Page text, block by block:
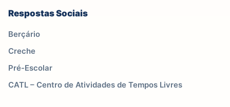
Respostas Sociais
Berçário
Creche
Pré-Escolar
CATL – Centro de Atividades de Tempos Livres